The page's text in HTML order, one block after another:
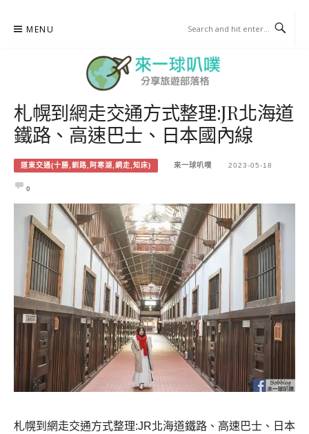
MENU
來一球叭噗
分享日本自助部落格
札幌到網走交通方式整理:JR北海道
鐵路、高速巴士、日本國內線
道東交通(十勝,釧路,阿寒湖,網走,知床) 來一球叭噗 2023-05-18
0
札幌到網走交通方式整理:JR北海道鐵路、高速巴士、日本